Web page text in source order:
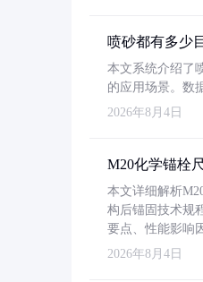
喷砂都有多少目
本文系统介绍了
的应用场景。数
2026年8月4日
M20化学锚栓
本文详细解析
构后锚固技术规
要点、性能影响
2026年8月4日